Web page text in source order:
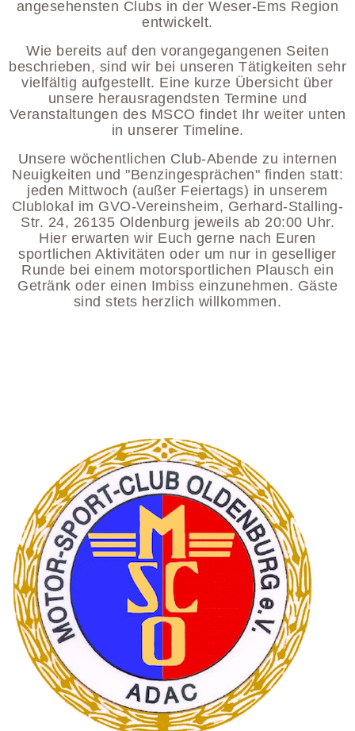
angesehensten Clubs in der Weser-Ems Region
entwickelt.
Wie bereits auf den vorangegangenen Seiten
beschrieben, sind wir bei unseren Tätigkeiten sehr
vielfältig aufgestellt. Eine kurze Übersicht über
unsere herausragendsten Termine und
Veranstaltungen des MSCO findet Ihr weiter unten
in unserer Timeline.
Unsere wöchentlichen Club-Abende zu internen
Neuigkeiten und "Benzingesprächen" finden statt:
jeden Mittwoch (außer Feiertags) in unserem
Clublokal im GVO-Vereinsheim, Gerhard-Stalling-
Str. 24, 26135 Oldenburg jeweils ab 20:00 Uhr.
Hier erwarten wir Euch gerne nach Euren
sportlichen Aktivitäten oder um nur in geselliger
Runde bei einem motorsportlichen Plausch ein
Getränk oder einen Imbiss einzunehmen. Gäste
sind stets herzlich willkommen.